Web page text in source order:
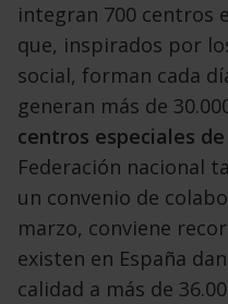
integran 700 centros
que, inspirados por
social, forman cada
generan más de
centros especiales
Federación nacional
un convenio de
marzo, conviene
existen en España
calidad a más de